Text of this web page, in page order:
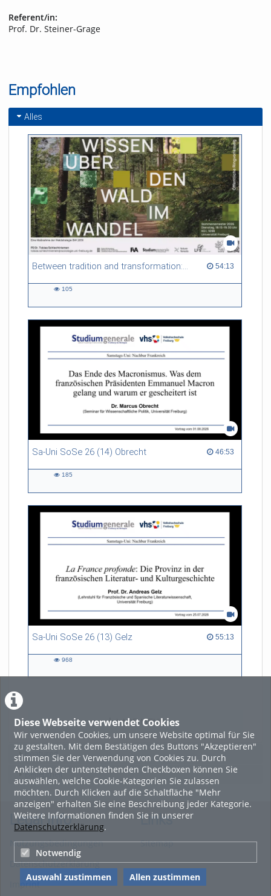
Diese Webseite verwendet Cookies
Wir verwenden Cookies, um unsere Website optimal für Sie
zu gestalten. Mit dem Bestätigen des Buttons "Akzeptieren"
stimmen Sie der Verwendung von Cookies zu. Durch
Anklicken der untenstehenden Checkboxen können Sie
auswählen, welche Cookie-Kategorien Sie zulassen
möchten. Durch Klicken auf die Schaltfläche "Mehr
anzeigen" erhalten Sie eine Beschreibung jeder Kategorie.
Weitere Informationen finden Sie in unserer
Datenschutzerklärung.
Notwendig
Auswahl zustimmen Allen zustimmen
Referent/in:
Prof. Dr. Steiner-Grage
Empfohlen
Alles
Between tradition and transformation: how owners, advisers and institutions co-create knowledge for resilient forests in Europe 54:13
54:13 duration
105
Sa-Uni SoSe 26 (14) Obrecht 46:53
46:53 duration
185
Sa-Uni SoSe 26 (13) Gelz 55:13
55:13 duration
968
LADE MEHR
Featured
Beliebtheit
Legal Info
Nutzungsbedingungen
Datenschutzerklärung
Imprint
Links
Sitemap